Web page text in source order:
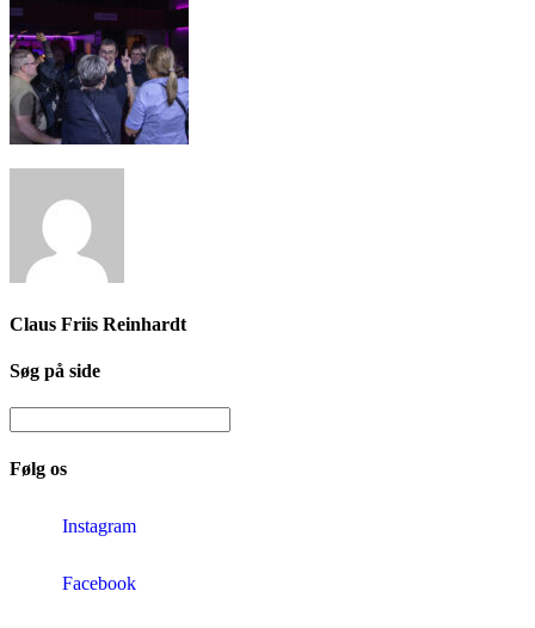
Claus Friis Reinhardt
Søg på side
Følg os
Instagram
Facebook